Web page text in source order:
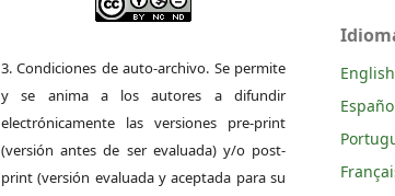
3. Condiciones de auto-archivo. Se permite
y se anima a los autores a difundir
electrónicamente las versiones pre-print
(versión antes de ser evaluada) y/o post-
print (versión evaluada y aceptada para su
English